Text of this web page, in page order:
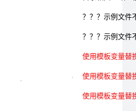
？？？示例文件
？？？示例文件
使用模板变量替
使用模板变量替
使用模板变量替